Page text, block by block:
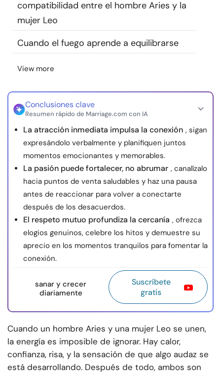
Sobre nosotros Contáctanos Escríbenos
Publicidad con
nosotros
compatibilidad entre el hombre Aries y la
mujer Leo
Cuando el fuego aprende a equilibrarse
View more
Conclusiones clave
Resumen rápido de Marriage.com con IA
La atracción inmediata impulsa la conexión , sigan
expresándolo verbalmente y planifiquen juntos
momentos emocionantes y memorables.
La pasión puede fortalecer, no abrumar , canalízalo
hacia puntos de venta saludables y haz una pausa
antes de reaccionar para volver a conectarte
después de los desacuerdos.
El respeto mutuo profundiza la cercanía , ofrezca
elogios genuinos, celebre los hitos y demuestre su
aprecio en los momentos tranquilos para fomentar la
conexión.
sanar y crecer
diariamente
Suscríbete
gratis
Cuando un hombre Aries y una mujer Leo se unen,
la energía es imposible de ignorar. Hay calor,
confianza, risa, y la sensación de que algo audaz se
está desarrollando. Después de todo, ambos son